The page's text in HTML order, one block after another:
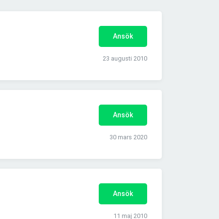
Ansök
23 augusti 2010
Ansök
30 mars 2020
Ansök
11 maj 2010